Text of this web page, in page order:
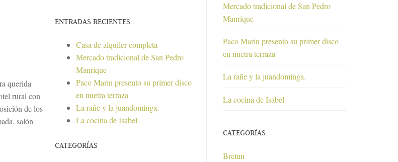
querida
rural con
de los
salón
ENTRADAS RECIENTES
Casa de alquiler completa
Mercado tradicional de San Pedro
Manrique
Paco Marin presento su primer disco
en nuetra terraza
La rañe y la juandominga.
La cocina de Isabel
CATEGORÍAS
Mercado tradicional de San Pedro
Manrique
Paco Marin presento su primer disco
en nuetra terraza
La rañe y la juandominga.
La cocina de Isabel
CATEGORÍAS
Bretun